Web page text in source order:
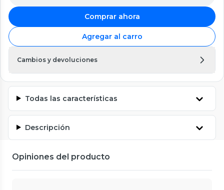
Comprar ahora
Agregar al carro
Cambios y devoluciones
Todas las características
Descripción
Opiniones del producto